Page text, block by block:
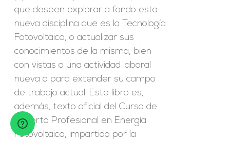
que deseen explorar a fondo esta
nueva disciplina que es la Tecnología
Fotovoltaica, o actualizar sus
conocimientos de la misma, bien
con vistas a una actividad laboral
nueva o para extender su campo
de trabajo actual. Este libro es,
además, texto oficial del Curso de
Experto Profesional en Energía
Fotovoltaica, impartido por la